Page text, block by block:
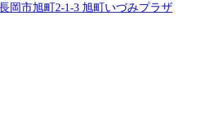
岡市旭町2-1-3 旭町いづみプラザ